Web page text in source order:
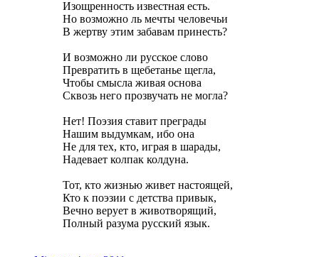
Изощренность известная есть.
Но возможно ль мечты человечьи
В жертву этим забавам принесть?
И возможно ли русское слово
Превратить в щебетанье щегла,
Чтобы смысла живая основа
Сквозь него прозвучать не могла?
Нет! Поэзия ставит преграды
Нашим выдумкам, ибо она
Не для тех, кто, играя в шарады,
Надевает колпак колдуна.
Тот, кто жизнью живет настоящей,
Кто к поэзии с детства привык,
Вечно верует в животворящий,
Полный разума русский язык.